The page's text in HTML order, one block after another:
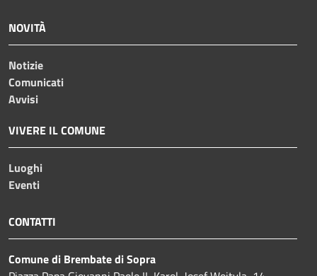
NOVITÀ
Notizie
Comunicati
Avvisi
VIVERE IL COMUNE
Luoghi
Eventi
CONTATTI
Comune di Brembate di Sopra